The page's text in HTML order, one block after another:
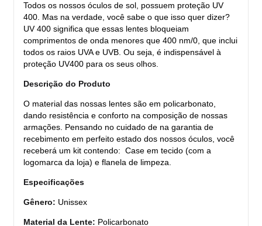
Todos os nossos óculos de sol, possuem proteção UV
400. Mas na verdade, você sabe o que isso quer dizer?
UV 400 significa que essas lentes bloqueiam
comprimentos de onda menores que 400 nm/0, que inclui
todos os raios UVA e UVB. Ou seja, é indispensável à
proteção UV400 para os seus olhos.
Descrição do Produto
O material das nossas lentes são em policarbonato,
dando resistência e conforto na composição de nossas
armações. Pensando no cuidado de na garantia de
recebimento em perfeito estado dos nossos óculos, você
receberá um kit contendo: Case em tecido (com a
logomarca da loja) e flanela de limpeza.
Especificações
Gênero: Unissex
Material da Lente: Policarbonato